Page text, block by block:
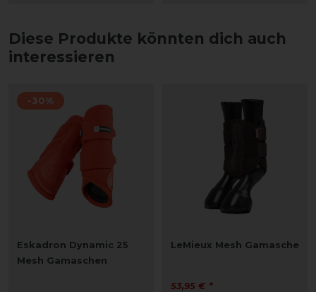
Diese Produkte könnten dich auch
interessieren
-30%
Eskadron Dynamic 25
Mesh Gamaschen
LeMieux Mesh Gamasche
53,95 € *